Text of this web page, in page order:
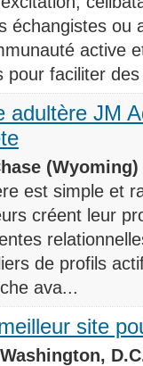
échangistes ou
active
pour faciliter
adultère JM
(Wyoming)
est simple et
créent leur
de profils
ava...
site